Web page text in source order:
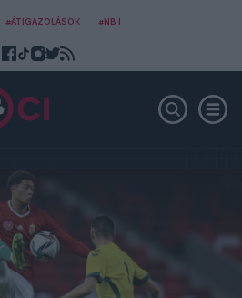
#ÁTIGAZOLÁSOK #NB I